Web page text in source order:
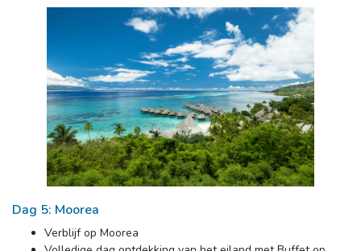
Dag 5: Moorea
Verblijf op Moorea